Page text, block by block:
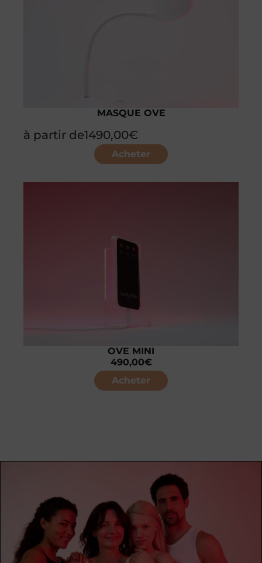
MASQUE OVE
à partir de1490,00€
Acheter
OVE MINI
490,00€
Acheter